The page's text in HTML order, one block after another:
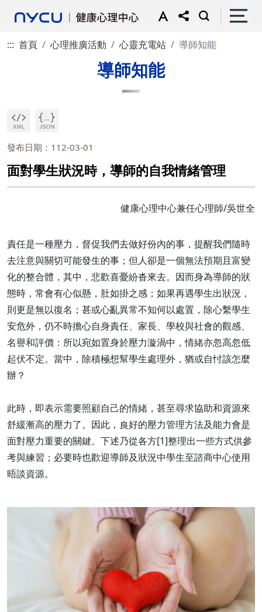
::: 首頁 心理推廣活動 心靈充電站 導師知能
導師知能
發布日期：112-03-01
面對學生狀況時，導師的自我情緒管理
健康心理中心兼任心理師/吳世全
責任是一種壓力，督促我們去做好份內的事，提醒我們隨時
去注意與關切可能發生的事；但人卻是一個無法預期且富變
化的整合體，其中，悲歡喜憂紛沓來去。因而身為導師的狀
態時，常會有心似懸，肚如掛之感；如果再遇學生出狀況，
則更是無以復名；甚或心亂異常不知何以處置，除心繫學生
安危外，仍不時擔心自身責任、家長、學校與社會的觀感、
名譽和評價：所以宛如置身於壓力漩渦中，情緒亦忽高忽低
起伏不定。當中，除積極想幫學生處理外，猶或自忖該怎麼
辦？
此時，即表示需要照顧自己的情緒，甚至尋求協助和資源來
舒緩漸高的壓力了。因此，良好的壓力管理方法及能力會是
面對壓力重要的關鍵。下述乃從各方[1]整理出一些方式供參
考與練習；必要時也歡迎導師及狀況中學生至諮商中心使用
晤談資源。